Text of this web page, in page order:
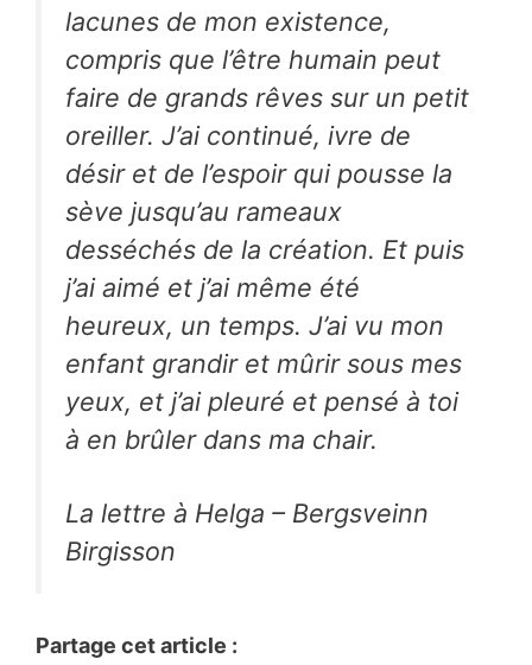
lacunes de mon existence,
compris que l’être humain peut
faire de grands rêves sur un petit
oreiller. J’ai continué, ivre de
désir et de l’espoir qui pousse la
sève jusqu’au rameaux
desséchés de la création. Et puis
j’ai aimé et j’ai même été
heureux, un temps. J’ai vu mon
enfant grandir et mûrir sous mes
yeux, et j’ai pleuré et pensé à toi
à en brûler dans ma chair.
La lettre à Helga – Bergsveinn
Birgisson
Partage cet article :